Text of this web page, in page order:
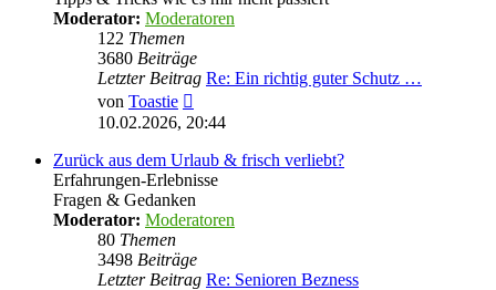
Moderator: Moderatoren
122 Themen
3680 Beiträge
Letzter Beitrag Re: Ein richtig guter Schutz …
von Toastie
Beitrag
10.02.2026, 20:44
Zurück aus dem Urlaub & frisch verliebt?
Erfahrungen-Erlebnisse
Fragen & Gedanken
Moderator: Moderatoren
80 Themen
3498 Beiträge
Letzter Beitrag Re: Senioren Bezness